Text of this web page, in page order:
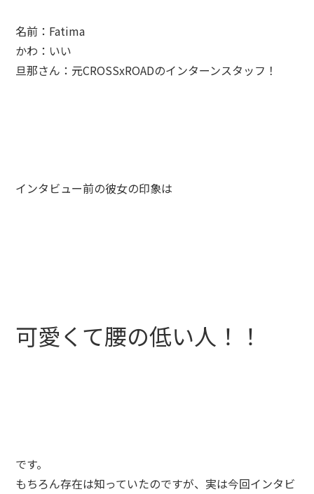
名前：Fatima
かわ：いい
旦那さん：元CROSSxROADのインターンスタッフ！
インタビュー前の彼女の印象は
可愛くて腰の低い人！！
です。
もちろん存在は知っていたのですが、実は今回インタビ